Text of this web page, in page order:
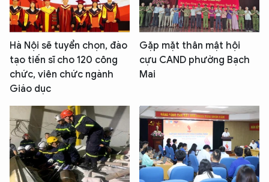
Hà Nội sẽ tuyển chọn, đào
tạo tiến sĩ cho 120 công
chức, viên chức ngành
Giáo dục
Gặp mặt thân mật hội
cựu CAND phường Bạch
Mai